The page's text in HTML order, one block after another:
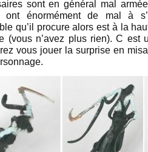
sont en général mal
ont énormément de mal à
qu’il procure alors est à la
(vous n’avez plus rien). C est
vous jouer la surprise en